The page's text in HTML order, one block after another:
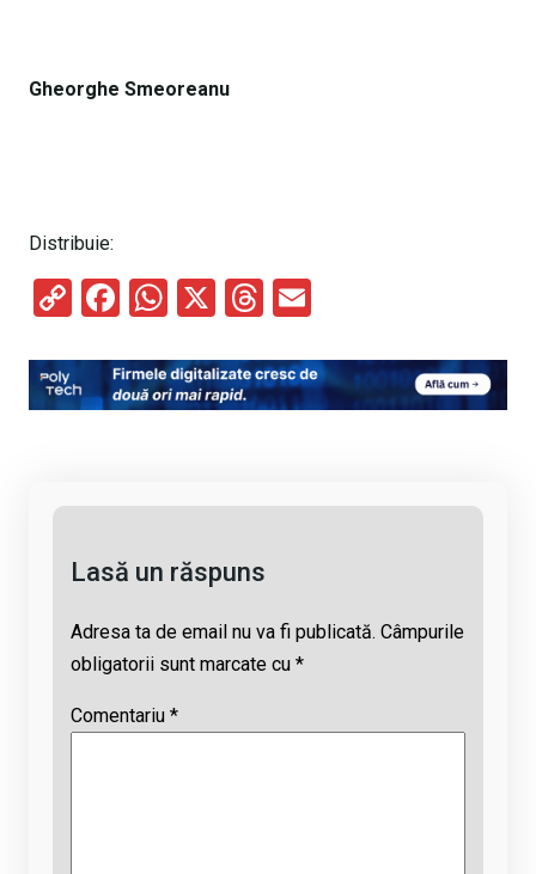
Gheorghe Smeoreanu
Distribuie:
C
py
Li
F
ce
b
W
at
s
X
T
e
a
ail
Lasă un răspuns
Adresa ta de email nu va fi publicată. Câmpurile
obligatorii sunt marcate cu *
Comentariu *